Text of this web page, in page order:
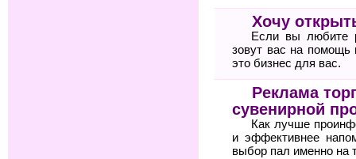
Хочу
Если вы любите
зовут вас на
это бизнес для вас.
Реклама
сувенирной
Как лучше
и эффективнее
выбор пал именно на